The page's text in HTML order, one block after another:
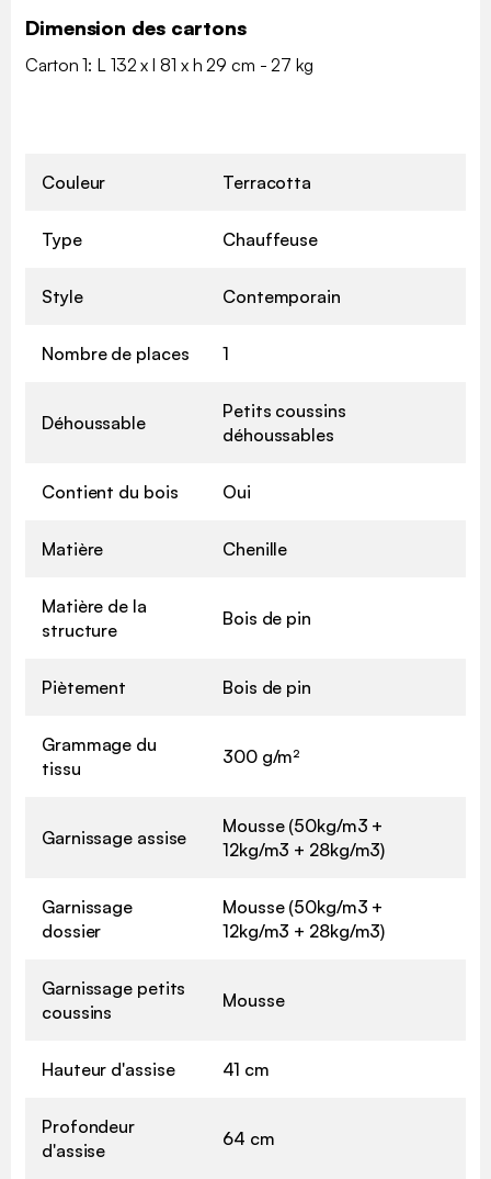
Dimension des cartons
Carton 1: L 132 x l 81 x h 29 cm - 27 kg
Couleur Terracotta
Type Chauffeuse
Style Contemporain
Nombre de places 1
Déhoussable
Petits coussins
déhoussables
Contient du bois Oui
Matière Chenille
Matière de la
structure
Bois de pin
Piètement Bois de pin
Grammage du
tissu
300 g/m²
Garnissage assise
Mousse (50kg/m3 +
12kg/m3 + 28kg/m3)
Garnissage
dossier
Mousse (50kg/m3 +
12kg/m3 + 28kg/m3)
Garnissage petits
coussins
Mousse
Hauteur d'assise 41 cm
Profondeur
d'assise
64 cm